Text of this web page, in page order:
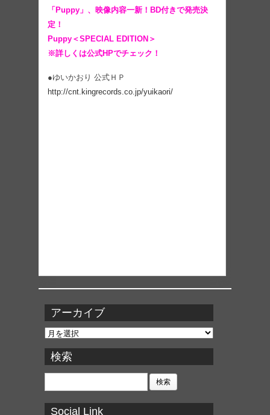
「Puppy」、映像内容一新！BD付きで発売決
定！
Puppy＜SPECIAL EDITION＞
※詳しくは公式HPでチェック！
●ゆいかおり 公式ＨＰ
http://cnt.kingrecords.co.jp/yuikaori/
アーカイブ
ア
カ
イ
ブ
検索
検
Social Link